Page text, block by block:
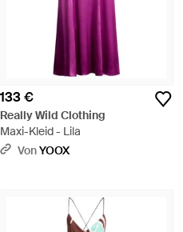
133 €
Really Wild Clothing
Maxi-Kleid - Lila
VonYOOX